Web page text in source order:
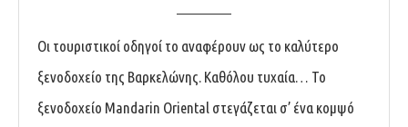
Οι τουριστικοί οδηγοί το αναφέρουν ως το καλύτερο
ξενοδοχείο της Βαρκελώνης. Καθόλου τυχαία… To
ξενοδοχείο Mandarin Oriental στεγάζεται σ’ ένα κομψό